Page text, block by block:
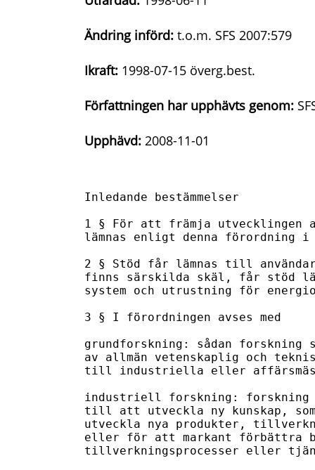
Ändring införd: t.o.m. SFS 2007:579
Ikraft: 1998-07-15 överg.best.
Författningen har upphävts genom:
Upphävd: 2008-11-01
Inledande bestämmelser
1 § För att främja utvecklingen
lämnas enligt denna förordning
2 § Stöd får lämnas till
finns särskilda skäl, får stöd
system och utrustning för
3 § I förordningen avses med
grundforskning: sådan
av allmän vetenskaplig och
till industriella eller
industriell forskning: forskning
till att utveckla ny kunskap,
utveckla nya produkter,
eller för att markant förbättra
tillverkningsprocesser eller